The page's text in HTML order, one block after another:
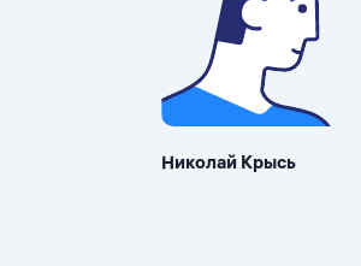
Николай Крысь